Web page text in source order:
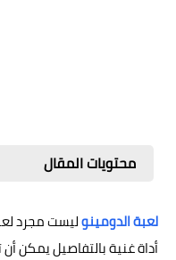
محتويات المقال
لعبة الدومينوليست مجرد
أداة غنية بالتفاصيل